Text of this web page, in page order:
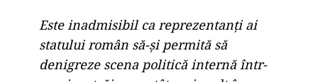
Este inadmisibil ca reprezentanți ai
statului român să-și permită să
denigreze scena politică internă într-